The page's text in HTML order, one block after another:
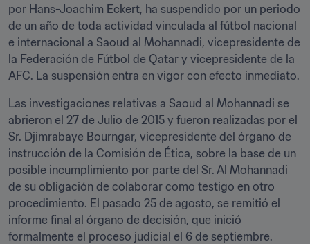
por Hans-Joachim Eckert, ha suspendido por un periodo
de un año de toda actividad vinculada al fútbol nacional
e internacional a Saoud al Mohannadi, vicepresidente de
la Federación de Fútbol de Qatar y vicepresidente de la
AFC. La suspensión entra en vigor con efecto inmediato.
Las investigaciones relativas a Saoud al Mohannadi se
abrieron el 27 de Julio de 2015 y fueron realizadas por el
Sr. Djimrabaye Bourngar, vicepresidente del órgano de
instrucción de la Comisión de Ética, sobre la base de un
posible incumplimiento por parte del Sr. Al Mohannadi
de su obligación de colaborar como testigo en otro
procedimiento. El pasado 25 de agosto, se remitió el
informe final al órgano de decisión, que inició
formalmente el proceso judicial el 6 de septiembre.